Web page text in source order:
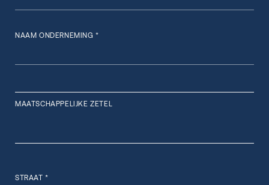
NAAM ONDERNEMING *
MAATSCHAPPELIJKE ZETEL
STRAAT *